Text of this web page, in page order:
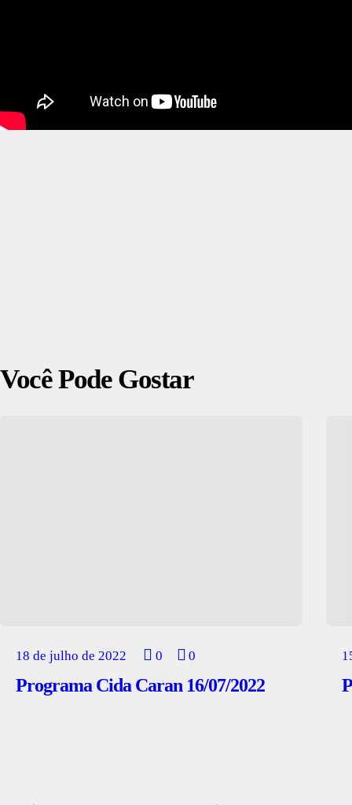
Você Pode Gostar
18 de julho de 2022 0 0
Programa Cida Caran 16/07/2022